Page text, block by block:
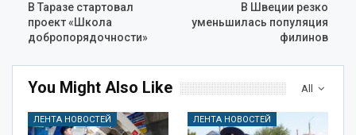
В Таразе стартовал
проект «Школа
добропорядочности»
В Швеции резко
уменьшилась популяция
филинов
All
You Might Also Like
ЛЕНТА НОВОСТЕЙ ЛЕНТА НОВОСТЕЙ